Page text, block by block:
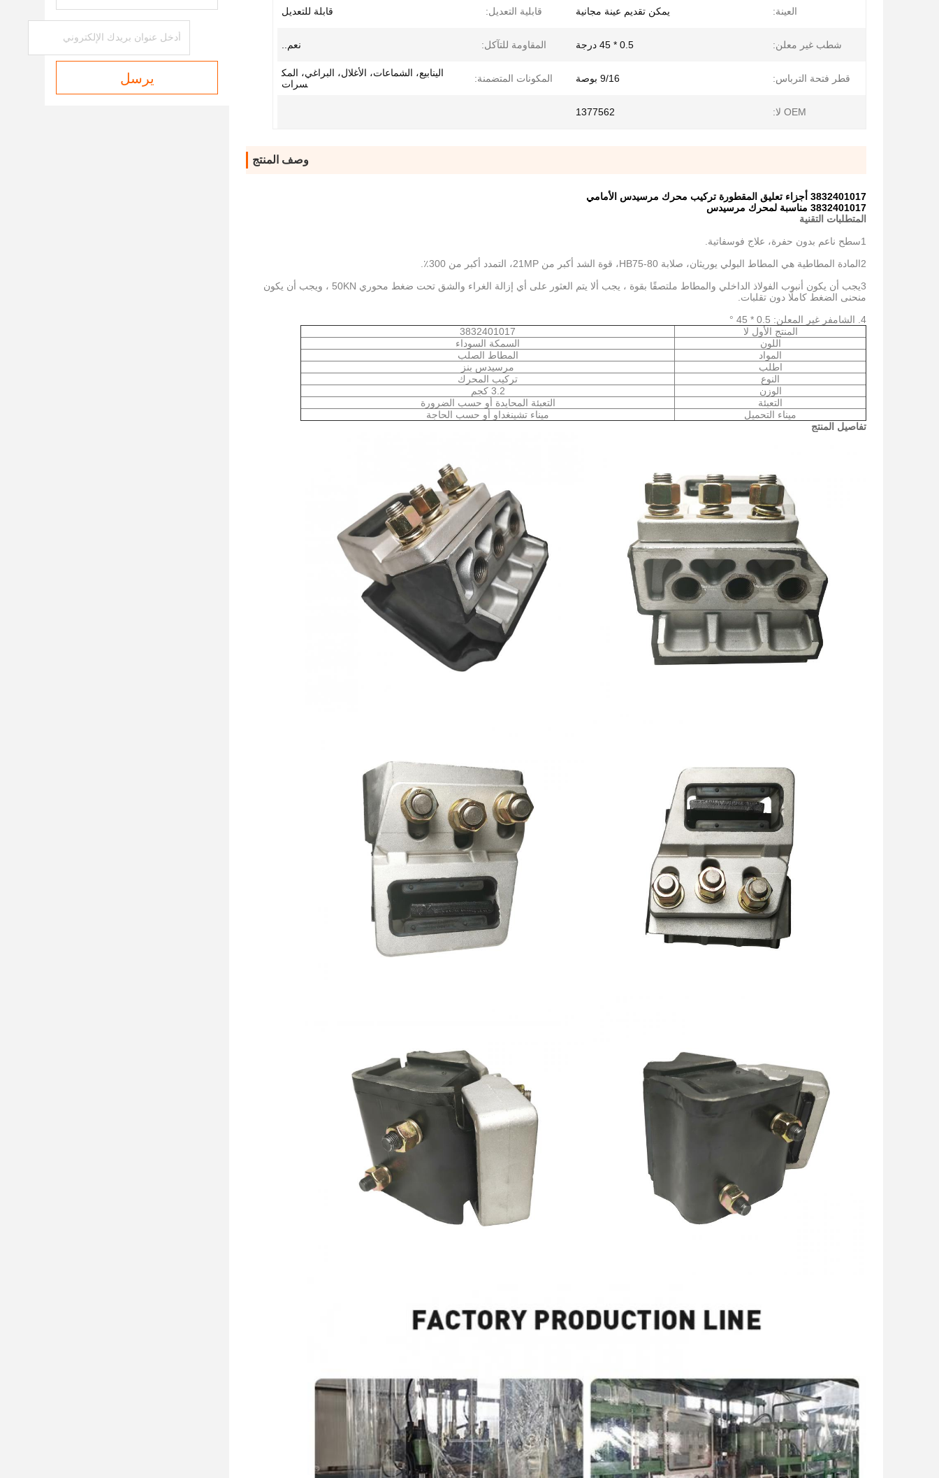
العينة: يمكن تقديم عينة مجانية قابلية التعديل: قابلة للتعديل
شطب غير معلن: 0.5 * 45 درجة المقاومة للتآكل: نعم..
قطر فتحة الترباس: 9/16 بوصة المكونات المتضمنة:
الينابيع، الشماعات، الأغلال، البراغي، المك
سرات
OEM لا: 1377562
وصف المنتج
3832401017 أجزاء تعليق المقطورة تركيب محرك مرسيدس الأمامي
3832401017 مناسبة لمحرك مرسيدس
المتطلبات التقنية
1سطح ناعم بدون حفرة، علاج فوسفاتية.
2المادة المطاطية هي المطاط البولي يوريثان، صلابة HB75-80، قوة الشد أكبر من 21MP، التمدد أكبر من 300٪.
3يجب أن يكون أنبوب الفولاذ الداخلي والمطاط ملتصقًا بقوة ، يجب ألا يتم العثور على أي إزالة الغراء والشق تحت ضغط محوري 50KN ، ويجب أن يكون
منحنى الضغط كاملًا دون تقلبات.
4. الشامفر غير المعلن: 0.5 * 45 °
المنتج الأول لا
3832401017
اللون
السمكة السوداء
المواد
المطاط الصلب
اطلب
مرسيدس بنز
النوع
تركيب المحرك
الوزن
3.2 كجم
التعبئة
التعبئة المحايدة أو حسب الضرورة
ميناء التحميل
ميناء تشينغداو أو حسب الحاجة
تفاصيل المنتج
يرسل